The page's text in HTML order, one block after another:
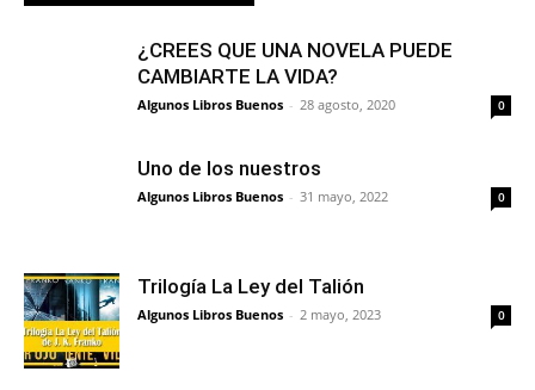
¿CREES QUE UNA NOVELA PUEDE
CAMBIARTE LA VIDA?
Algunos Libros Buenos - 28 agosto, 2020 0
Uno de los nuestros
Algunos Libros Buenos - 31 mayo, 2022 0
Trilogía La Ley del Talión
Algunos Libros Buenos - 2 mayo, 2023 0